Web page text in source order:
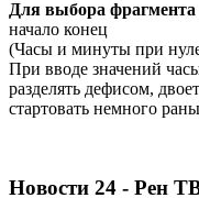
Для выбора фрагмента
начало конец
(Часы и минуты при
При вводе значений
разделять дефисом,
стартовать немного
Новости 24 - Рен